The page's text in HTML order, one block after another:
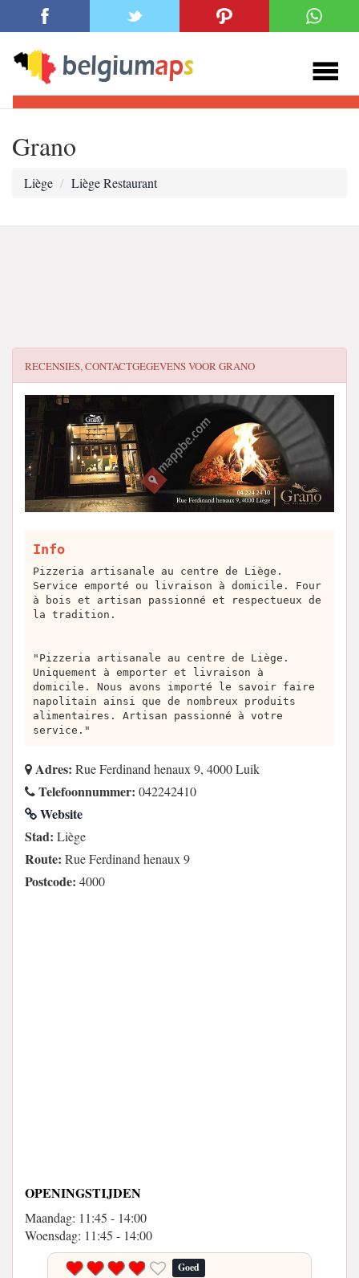
Grano
Liège Liège Restaurant
RECENSIES, CONTACTGEGEVENS VOORGRANO
Info
Pizzeria artisanale au centre de Liège.
Service emporté ou livraison à domicile. Four
à bois et artisan passionné et respectueux de
la tradition.
"Pizzeria artisanale au centre de Liège.
Uniquement à emporter et livraison à
domicile. Nous avons importé le savoir faire
napolitain ainsi que de nombreux produits
alimentaires. Artisan passionné à votre
service."
Adres: Rue Ferdinand henaux 9, 4000 Luik
Telefoonnummer: 042242410
Website
Stad: Liège
Route: Rue Ferdinand henaux 9
Postcode: 4000
OPENINGSTIJDEN
Maandag: 11:45 - 14:00
Woensdag: 11:45 - 14:00
Goed